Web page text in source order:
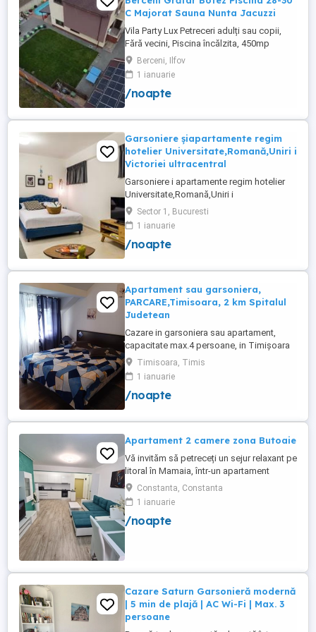
C Majorat Sauna Nunta Jacuzzi
Vila Party Lux Petreceri adulți sau copii,
Fără vecini, Piscina încălzita, 450mp
S+P+2E lângă București ( Berceni- Ilfov) ,
asfalt, Uber Bolt ,pentru cazare regim
hotelier, petreceri copii, pool party 30 ,
onomastici , nunti , botezuri, team building
party, ...
Berceni, Ilfov
1 ianuarie
/noapte
Garsoniere șiapartamente regim
hotelier Universitate,Romană,Uniri i
Victoriei ultracentral
Garsoniere i apartamente regim hotelier
Universitate,Romană,Uniri i
Victoriei,renovate recent i utilate complet.
Preț: De la 120-200 lei pentru 3 ore Preț
garsoniere 120-200 lei pentru noapte Preț
apartamente 200-300 lei pentru noapte
Sector 1, Bucuresti
1 ianuarie
/noapte
Apartament sau garsoniera,
PARCARE,Timisoara, 2 km Spitalul
Judetean
Cazare in garsoniera sau apartament,
capacitate max.4 persoane, in Timișoara
la 2 km de Spitalul Judetean. (la doua
strazi)de zona Calea Buziasului
Lic.Electrotimis si la 2 km de Mosnita
Noua Centura. PARCARE. Situat la et.1 al
+wifi , frigider, mașină spălat, ...
Timisoara, Timis
1 ianuarie
/noapte
Apartament 2 camere zona Butoaie
Vă invităm să petreceți un sejur relaxant pe
litoral în Mamaia, într-un apartament
modern, situat în complexul Moonlight,
Residence, zona centrală una dintre cele
mai căutate locații din stațiune. Locație
excelentă la doar câțiva pași de plajă,
Constanta, Constanta
1 ianuarie
/noapte
Cazare Saturn Garsonieră modernă
| 5 min de plajă | AC Wi-Fi | Max. 3
persoane